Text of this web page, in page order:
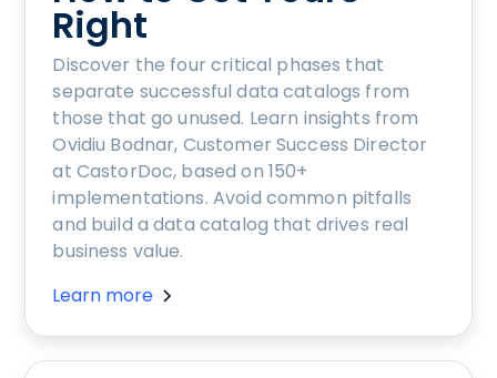
Right
Discover the four critical phases that
separate successful data catalogs from
those that go unused. Learn insights from
Ovidiu Bodnar, Customer Success Director
at CastorDoc, based on 150+
implementations. Avoid common pitfalls
and build a data catalog that drives real
business value.
Learn more